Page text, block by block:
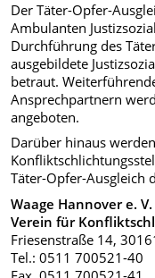
Der Täter-Opfer-
Ambulanten
Durchführung des
ausgebildete
betraut.
Ansprechpartnern
angeboten.
Darüber hinaus
Täter-Opfer-Ausgleich
Waage Hannover e. V.
Verein für
Friesenstraße 14,
Tel.: 0511 700521-40